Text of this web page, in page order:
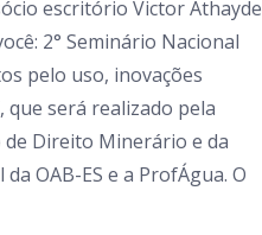
escritório Victor Athayde
2° Seminário Nacional
pelo uso, inovações
que será realizado pela
de Direito Minerário e da
OAB-ES e a ProfÁgua. O